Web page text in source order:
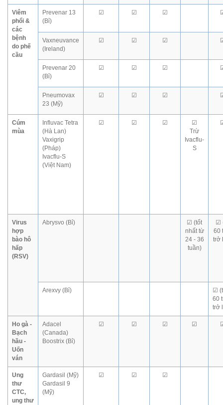
Viêm
phổi &
các
bệnh
do phế
cầu
Prevenar 13
(Bỉ)
☑ ☑ ☑
Vaxneuvance
(Ireland)
☑ ☑ ☑
Prevenar 20
(Bỉ)
☑ ☑ ☑
Pneumovax
23 (Mỹ)
☑ ☑ ☑
Cúm
mùa
Influvac Tetra
(Hà Lan)
Vaxigrip
(Pháp)
Ivacflu-S
(Việt Nam)
☑ ☑ ☑
☑
Trừ
Ivacflu-
S
Virus
hợp
bào hô
hấp
(RSV)
Abrysvo (Bỉ)
☑ (tốt
nhất từ
24 - 36
tuần)
☑
60
trở
Arexvy (Bỉ)
☑
60
trở
Ho gà -
Bạch
hầu -
Uốn
ván
Adacel
(Canada)
Boostrix (Bỉ)
☑ ☑ ☑ ☑
Ung
thư
CTC,
ung thư
Gardasil (Mỹ)
Gardasil 9
(Mỹ)
☑ ☑ ☑